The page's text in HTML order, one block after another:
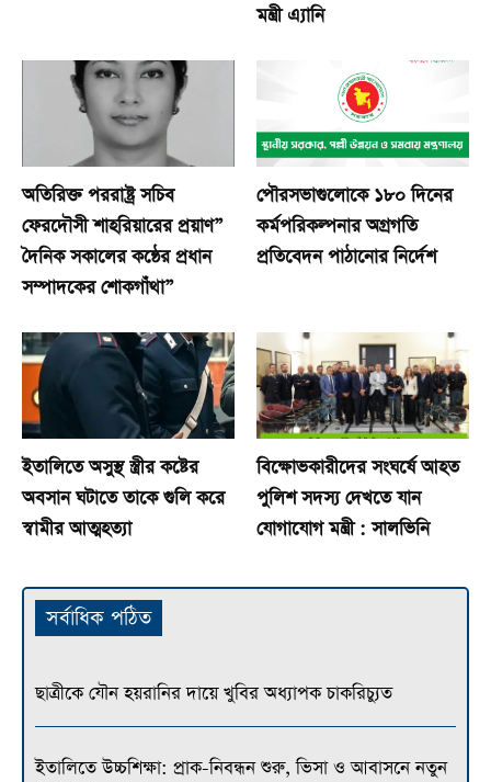
মন্ত্রী এ্যানি
অতিরিক্ত পররাষ্ট্র সচিব
ফেরদৌসী শাহরিয়ারের প্রয়াণ”
দৈনিক সকালের কন্ঠের প্রধান
সম্পাদকের শোকগাঁথা”
পৌরসভাগুলোকে ১৮০ দিনের
কর্মপরিকল্পনার অগ্রগতি
প্রতিবেদন পাঠানোর নির্দেশ
ইতালিতে অসুস্থ স্ত্রীর কষ্টের
অবসান ঘটাতে তাকে গুলি করে
স্বামীর আত্মহত্যা
বিক্ষোভকারীদের সংঘর্ষে আহত
পুলিশ সদস্য দেখতে যান
যোগাযোগ মন্ত্রী : সালভিনি
সর্বাধিক পঠিত
ছাত্রীকে যৌন হয়রানির দায়ে খুবির অধ্যাপক চাকরিচ্যুত
ইতালিতে উচ্চশিক্ষা: প্রাক-নিবন্ধন শুরু, ভিসা ও আবাসনে নতুন